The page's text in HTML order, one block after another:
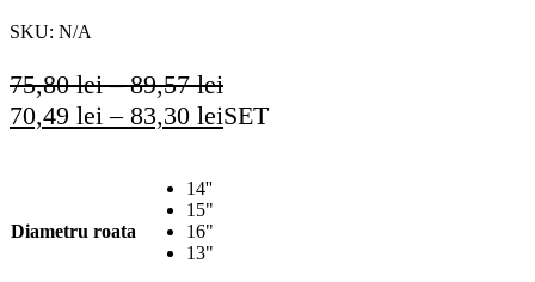
SKU: N/A
75,80lei–89,57lei
70,49 lei – 83,30 leiSET
Diametru roata
14''
15"
16"
13"